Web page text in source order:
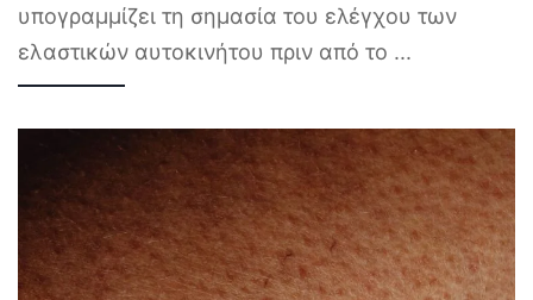
υπογραμμίζει τη σημασία του ελέγχου των
ελαστικών αυτοκινήτου πριν από το ...